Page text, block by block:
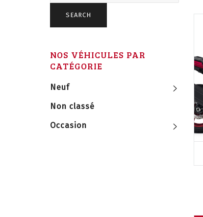
SEARCH
NOS VÉHICULES PAR
CATÉGORIE
Neuf
Non classé
Occasion